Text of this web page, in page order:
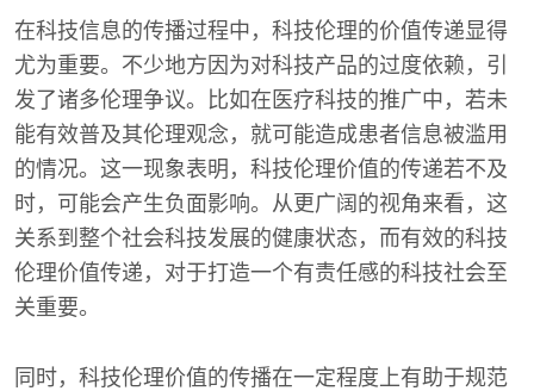
在科技信息的传播过程中，科技伦理的价值传递显得
尤为重要。不少地方因为对科技产品的过度依赖，引
发了诸多伦理争议。比如在医疗科技的推广中，若未
能有效普及其伦理观念，就可能造成患者信息被滥用
的情况。这一现象表明，科技伦理价值的传递若不及
时，可能会产生负面影响。从更广阔的视角来看，这
关系到整个社会科技发展的健康状态，而有效的科技
伦理价值传递，对于打造一个有责任感的科技社会至
关重要。
同时，科技伦理价值的传播在一定程度上有助于规范